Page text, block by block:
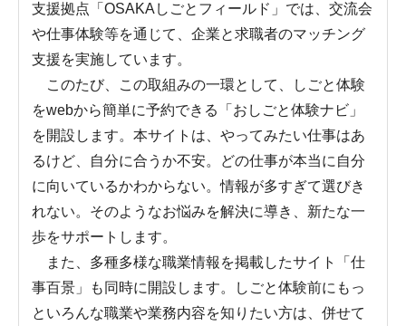
支援拠点「OSAKAしごとフィールド」では、交流会
や仕事体験等を通じて、企業と求職者のマッチング
支援を実施しています。
このたび、この取組みの一環として、しごと体験
をwebから簡単に予約できる「おしごと体験ナビ」
を開設します。本サイトは、やってみたい仕事はあ
るけど、自分に合うか不安。どの仕事が本当に自分
に向いているかわからない。情報が多すぎて選びき
れない。そのようなお悩みを解決に導き、新たな一
歩をサポートします。
また、多種多様な職業情報を掲載したサイト「仕
事百景」も同時に開設します。しごと体験前にもっ
といろんな職業や業務内容を知りたい方は、併せて